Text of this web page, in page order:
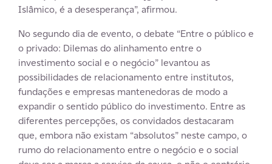
Islâmico, é a desesperança”, afirmou.
No segundo dia de evento, o debate “Entre o público e
o privado: Dilemas do alinhamento entre o
investimento social e o negócio” levantou as
possibilidades de relacionamento entre institutos,
fundações e empresas mantenedoras de modo a
expandir o sentido público do investimento. Entre as
diferentes percepções, os convidados destacaram
que, embora não existam “absolutos” neste campo, o
rumo do relacionamento entre o negócio e o social